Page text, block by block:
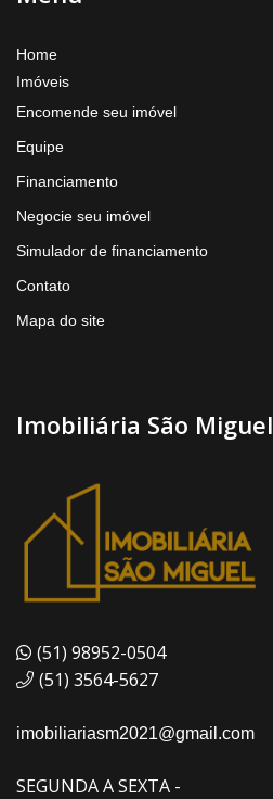
Home
Imóveis
Encomende seu imóvel
Equipe
Financiamento
Negocie seu imóvel
Simulador de financiamento
Contato
Mapa do site
Imobiliária São Miguel
(51) 98952-0504
(51) 3564-5627
imobiliariasm2021@gmail.com
SEGUNDA A SEXTA -